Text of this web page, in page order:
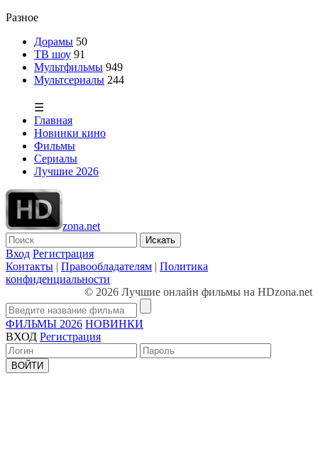
Разное
Дорамы 50
ТВ шоу 91
Мультфильмы 949
Мультсериалы 244
☰
Главная
Новинки кино
Фильмы
Сериалы
Лучшие 2026
zona.net
Искать
Вход Регистрация
Контакты | Правообладателям | Политика
конфиденциальности
© 2026 Лучшие онлайн фильмы на HDzona.net
ФИЛЬМЫ 2026 НОВИНКИ
ВХОД Регистрация